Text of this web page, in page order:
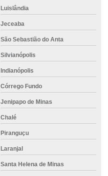
Luislândia
Jeceaba
São Sebastião do Anta
Silvianópolis
Indianópolis
Córrego Fundo
Jenipapo de Minas
Chalé
Piranguçu
Laranjal
Santa Helena de Minas